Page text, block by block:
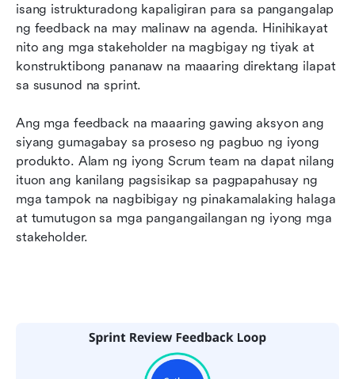
isang istrukturadong kapaligiran para sa pangangalap
ng feedback na may malinaw na agenda. Hinihikayat
nito ang mga stakeholder na magbigay ng tiyak at
konstruktibong pananaw na maaaring direktang ilapat
sa susunod na sprint.
Ang mga feedback na maaaring gawing aksyon ang
siyang gumagabay sa proseso ng pagbuo ng iyong
produkto. Alam ng iyong Scrum team na dapat nilang
ituon ang kanilang pagsisikap sa pagpapahusay ng
mga tampok na nagbibigay ng pinakamalaking halaga
at tumutugon sa mga pangangailangan ng iyong mga
stakeholder.